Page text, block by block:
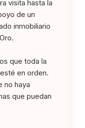
visita hasta la
de un
inmobiliario
que toda la
en orden.
no haya
que puedan